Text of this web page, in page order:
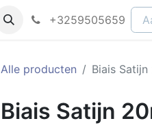
+3259505659
Alle producten Biais
Biais Satijn